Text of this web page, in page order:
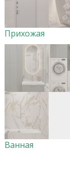
Прихожая
Ванная